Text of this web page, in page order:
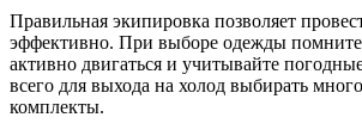
Правильная экипировка позволяет
эффективно. При выборе одежды
активно двигаться и учитывайте
всего для выхода на холод выбирать
комплекты.